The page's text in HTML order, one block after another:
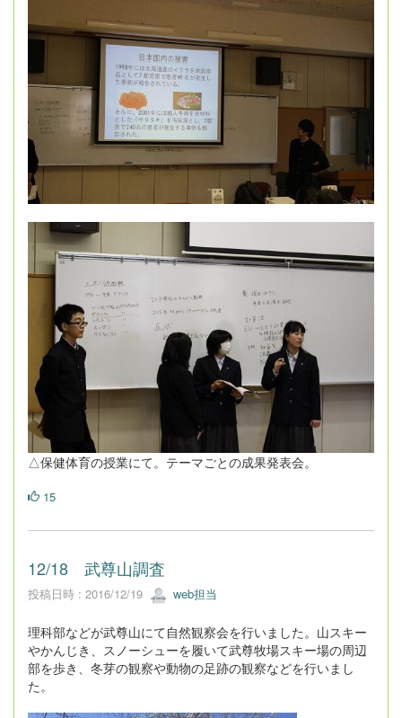
△保健体育の授業にて。テーマごとの成果発表会。
15
12/18 武尊山調査
投稿日時 : 2016/12/19 web担当
理科部などが武尊山にて自然観察会を行いました。山スキー
やかんじき、スノーシューを履いて武尊牧場スキー場の周辺
部を歩き、冬芽の観察や動物の足跡の観察などを行いまし
た。